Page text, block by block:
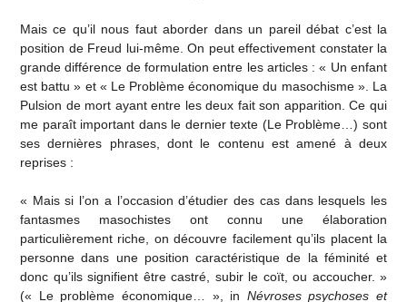
Mais ce qu’il nous faut aborder dans un pareil débat c’est la
position de Freud lui-même. On peut effectivement constater la
grande différence de formulation entre les articles : « Un enfant
est battu » et « Le Problème économique du masochisme ». La
Pulsion de mort ayant entre les deux fait son apparition. Ce qui
me paraît important dans le dernier texte (Le Problème…) sont
ses dernières phrases, dont le contenu est amené à deux
reprises :
« Mais si l’on a l’occasion d’étudier des cas dans lesquels les
fantasmes masochistes ont connu une élaboration
particulièrement riche, on découvre facilement qu’ils placent la
personne dans une position caractéristique de la féminité et
donc qu’ils signifient être castré, subir le coït, ou accoucher. »
(« Le problème économique… », in Névroses psychoses et